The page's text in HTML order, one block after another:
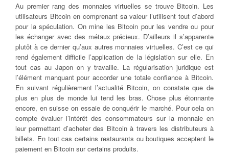
Au premier rang des monnaies virtuelles se trouve Bitcoin. Les
utilisateurs Bitcoin en comprenant sa valeur l’utilisent tout d’abord
pour la spéculation. On mine les Bitcoin pour les vendre ou pour
les échanger avec des métaux précieux. D’ailleurs il s’apparente
plutôt à ce dernier qu’aux autres monnaies virtuelles. C’est ce qui
rend également difficile l’application de la législation sur elle. En
tout cas au Japon on y travaille. La régularisation juridique est
l’élément manquant pour accorder une totale confiance à Bitcoin.
En suivant régulièrement l’actualité Bitcoin, on constate que de
plus en plus de monde lui tend les bras. Chose plus étonnante
encore, en suisse on essaie de conquérir le marché. Pour cela on
compte évaluer l’intérêt des consommateurs sur la monnaie en
leur permettant d’acheter des Bitcoin à travers les distributeurs à
billets. En tout cas certains restaurants ou boutiques acceptent le
paiement en Bitcoin sur certains produits.